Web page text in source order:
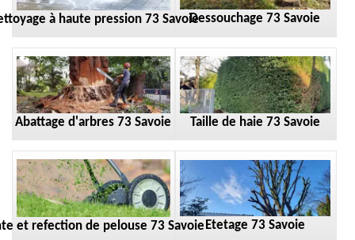
à haute pression 73 SavoieDessouchage 73 Savoie
Abattage d'arbres 73 Savoie Taille de haie 73 Savoie
et refection de pelouse 73 Savoie Etetage 73 Savoie